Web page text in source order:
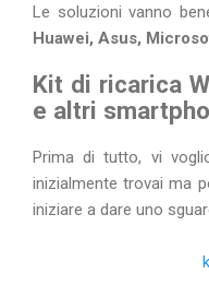
Le soluzioni vanno
Huawei, Asus,
Kit di ricarica
e altri
Prima di tutto, vi
inizialmente trovai ma
iniziare a dare uno